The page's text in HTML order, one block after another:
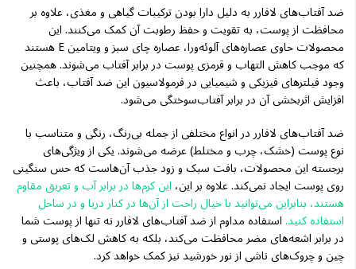
ضد آفتاب‌های لافارر به دلیل دارا بودن ترکیبات گیاهی و مغذی، علاوه بر
محافظت از پوست، به تقویت و حفظ رطوبت آن کمک می‌کنند. این
محصولات حاوی عصاره‌های آلوئه‌ورا، عصاره چای سبز و ویتامین E هستند
که موجب کاهش التهاب و قرمزی پوست در برابر آفتاب می‌شوند. همچنین
وجود فیلترهای فیزیکی و شیمیایی در فرمولاسیون این ضد آفتاب، باعث
افزایش اثربخشی آن در برابر آفتاب‌سوختگی می‌شود.
ضد آفتاب‌های لافارر در انواع مختلفی از جمله بی‌رنگ، رنگی و متناسب با
نوع پوست (خشک، چرب و مختلط) عرضه می‌شوند. یکی از ویژگی‌های
برجسته این محصولات، بافت سبک و زود جذب آن‌هاست که حس سنگینی
روی پوست ایجاد نمی‌کند. علاوه بر این، این کرم‌ها در برابر آب و تعریق مقاوم
هستند، بنابراین می‌توانید با خیال راحت از آن‌ها در کنار دریا و در ساحل
استفاده کنید.استفاده مداوم از ضد آفتاب‌های لافارر نه تنها از پوست شما
در برابر اشعه‌های مضر محافظت می‌کند، بلکه به کاهش لک‌های پوستی و
چین و چروک‌های ناشی از نور خورشید نیز کمک خواهد کرد.